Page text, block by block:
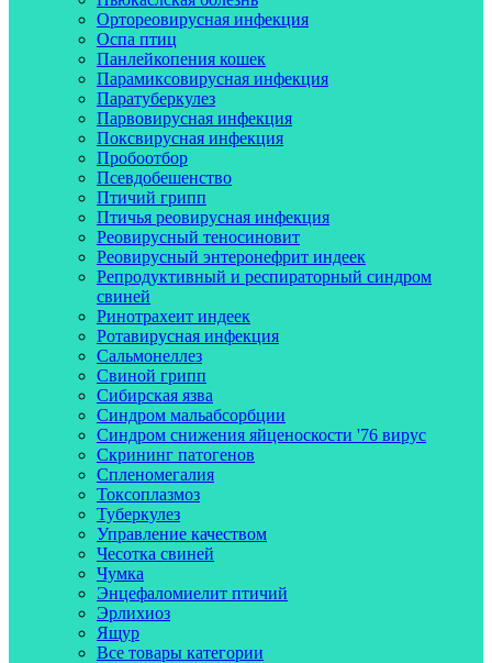
Ортореовирусная инфекция
Оспа птиц
Панлейкопения кошек
Парамиксовирусная инфекция
Паратуберкулез
Парвовирусная инфекция
Поксвирусная инфекция
Пробоотбор
Псевдобешенство
Птичий грипп
Птичья реовирусная инфекция
Реовирусный теносиновит
Реовирусный энтеронефрит индеек
Репродуктивный и респираторный синдром
свиней
Ринотрахеит индеек
Ротавирусная инфекция
Сальмонеллез
Свиной грипп
Сибирская язва
Синдром мальабсорбции
Синдром снижения яйценоскости '76 вирус
Скрининг патогенов
Спленомегалия
Токсоплазмоз
Туберкулез
Управление качеством
Чесотка свиней
Чумка
Энцефаломиелит птичий
Эрлихиоз
Ящур
Все товары категории